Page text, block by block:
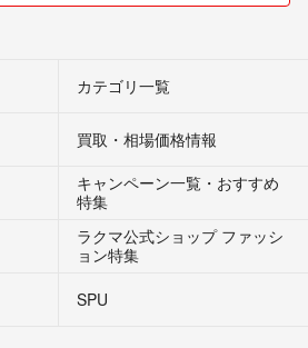
カテゴリ一覧
買取・相場価格情報
キャンペーン一覧・おすすめ
特集
ラクマ公式ショップ ファッシ
ョン特集
SPU